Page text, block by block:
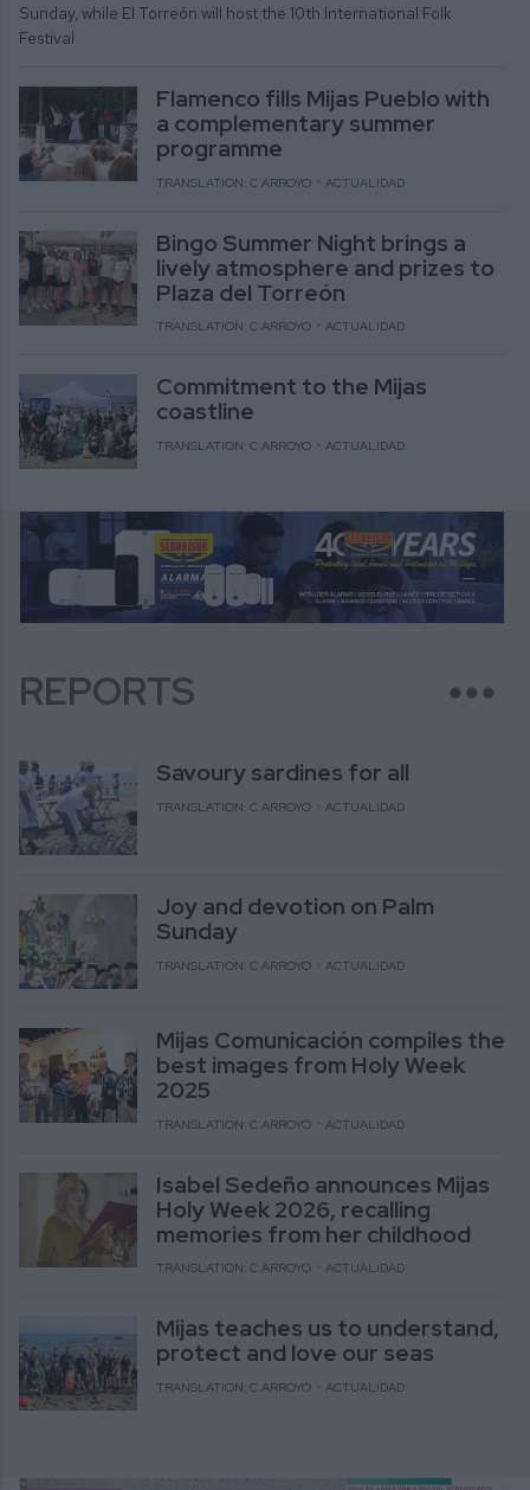
Sunday, while El Torreón will host the 10th International Folk
Festival
Flamenco fills Mijas Pueblo with
a complementary summer
programme
TRANSLATION: C.ARROYO ACTUALIDAD
Bingo Summer Night brings a
lively atmosphere and prizes to
Plaza del Torreón
TRANSLATION: C.ARROYO ACTUALIDAD
Commitment to the Mijas
coastline
TRANSLATION: C.ARROYO ACTUALIDAD
REPORTS more_horiz
Savoury sardines for all
TRANSLATION: C.ARROYO ACTUALIDAD
Joy and devotion on Palm
Sunday
TRANSLATION: C.ARROYO ACTUALIDAD
Mijas Comunicación compiles the
best images from Holy Week
2025
TRANSLATION: C.ARROYO ACTUALIDAD
Isabel Sedeño announces Mijas
Holy Week 2026, recalling
memories from her childhood
TRANSLATION: C.ARROYO ACTUALIDAD
Mijas teaches us to understand,
protect and love our seas
TRANSLATION: C.ARROYO ACTUALIDAD